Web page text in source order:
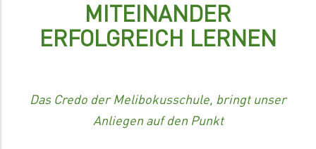
MITEINANDER
ERFOLGREICH LERNEN
Das Credo der Melibokusschule, bringt unser
Anliegen auf den Punkt